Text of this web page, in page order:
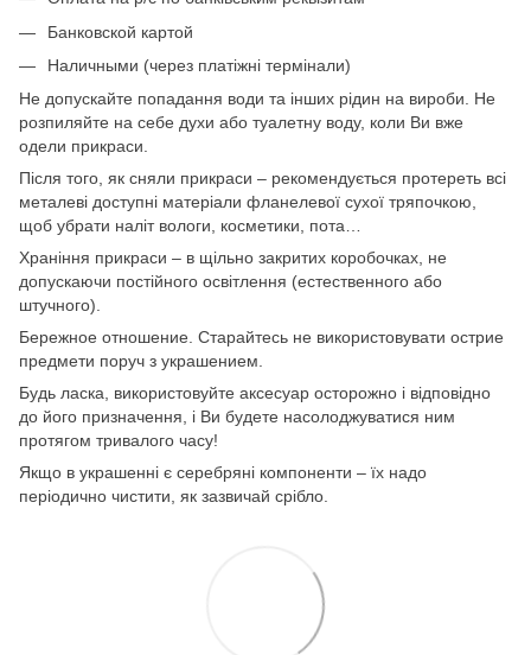
Банковской картой
Наличными (через платіжні термінали)
Не допускайте попадання води та інших рідин на вироби. Не
розпиляйте на себе духи або туалетну воду, коли Ви вже
одели прикраси.
Після того, як сняли прикраси – рекомендується протереть всі
металеві доступні матеріали фланелевої сухої тряпочкою,
щоб убрати наліт вологи, косметики, пота…
Храніння прикраси – в щільно закритих коробочках, не
допускаючи постійного освітлення (естественного або
штучного).
Бережное отношение. Старайтесь не використовувати острие
предмети поруч з украшением.
Будь ласка, використовуйте аксесуар осторожно і відповідно
до його призначення, і Ви будете насолоджуватися ним
протягом тривалого часу!
Якщо в украшенні є серебряні компоненти – їх надо
періодично чистити, як зазвичай срібло.